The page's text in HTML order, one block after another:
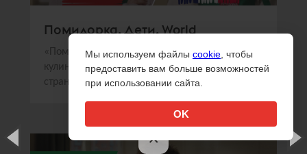
×
Помидорка. Дети. World
«Помидорка» и Sorry,Guys.Media создали
кулинарное шоу, в котором дети из разных
стран готовили национальные блюда
Мы используем файлы cookie , чтобы
предоставить вам больше возможностей
при использовании сайта.
OK